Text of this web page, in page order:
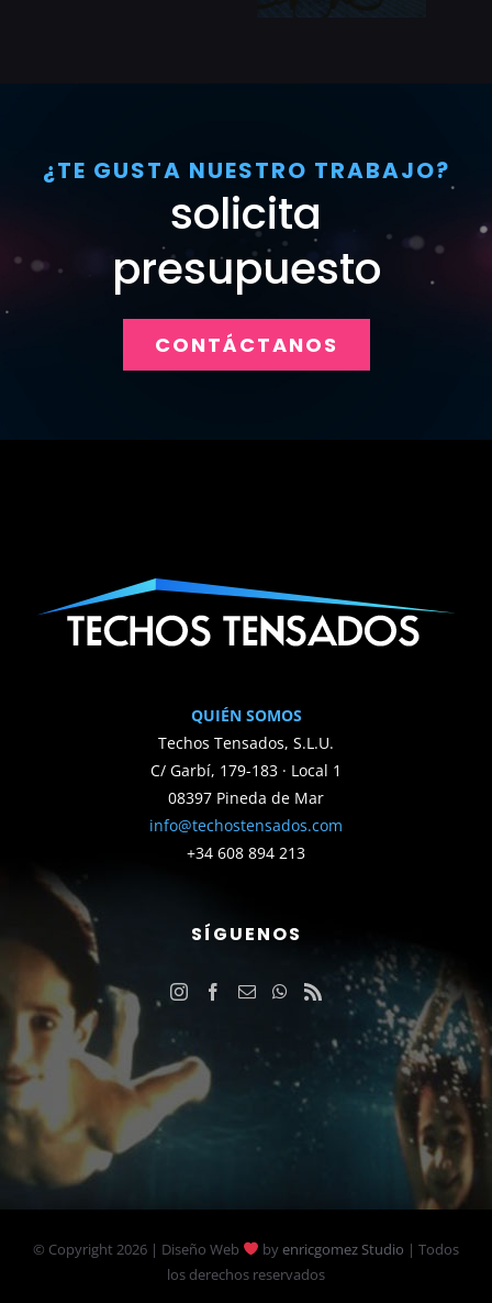
¿TE GUSTA NUESTRO TRABAJO?
solicita
presupuesto
CONTÁCTANOS
QUIÉN SOMOS
Techos Tensados, S.L.U.
C/ Garbí, 179-183 · Local 1
08397 Pineda de Mar
info@techostensados.com
+34 608 894 213
SÍGUENOS
© Copyright2026 | Diseño Web byenricgomez Studio | Todos
los derechos reservados